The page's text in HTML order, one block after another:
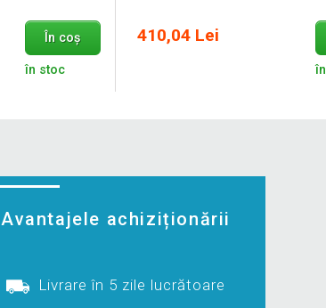
În coș
în stoc
410,04 Lei
Avantajele achiziționării
Livrare în 5 zile lucrătoare